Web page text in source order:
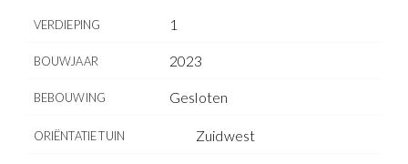
VERDIEPING 1
BOUWJAAR 2023
BEBOUWING Gesloten
ORIËNTATIE TUIN Zuidwest